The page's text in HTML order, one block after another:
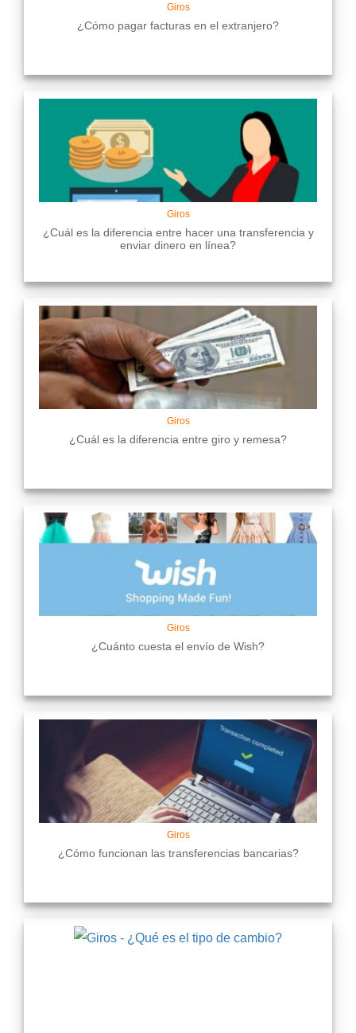
Giros
¿Cómo pagar facturas en el extranjero?
Giros
¿Cuál es la diferencia entre hacer una transferencia y
enviar dinero en línea?
Giros
¿Cuál es la diferencia entre giro y remesa?
Giros
¿Cuánto cuesta el envío de Wish?
Giros
¿Cómo funcionan las transferencias bancarias?